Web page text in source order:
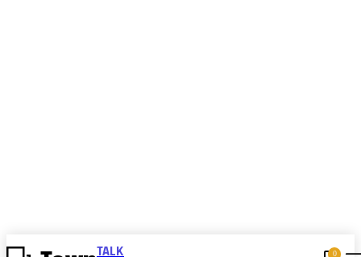
TALK 0